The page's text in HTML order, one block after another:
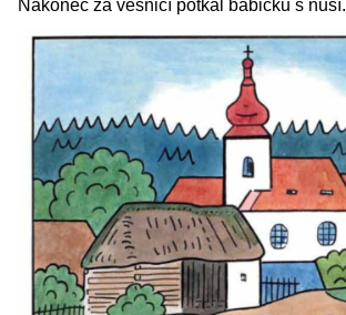
Nakonec za vesnicí potkal babičku s nůší.